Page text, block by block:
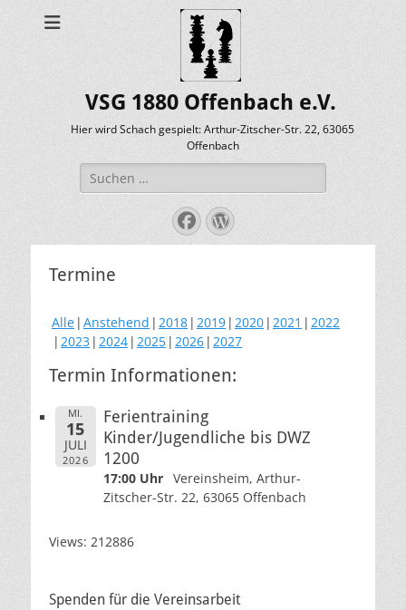
VSG 1880 Offenbach e.V.
Hier wird Schach gespielt: Arthur-Zitscher-Str. 22, 63065
Offenbach
Suche
nach:
Facebook
WordPress
Termine
Alle Anstehend 2018 2019 2020 2021
2022
2023 2024 2025 2026 2027
Termin Informationen:
MI.
15
JULI
2026
Ferientraining
Kinder/Jugendliche bis DWZ
1200
17:00 Uhr Vereinsheim, Arthur-
Zitscher-Str. 22, 63065 Offenbach
Views: 212886
Spenden für die Vereinsarbeit